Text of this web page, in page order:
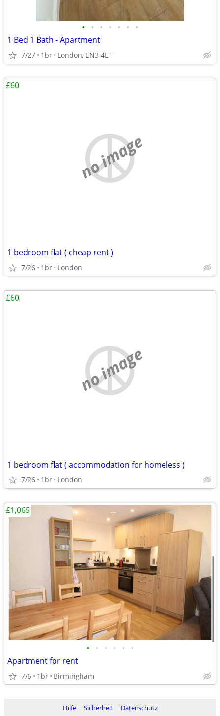
• • • • • • •
1 Bed 1 Bath - Apartment
7/27 1br London, EN3 4LT
no image
1 bedroom flat ( cheap rent )
7/26 1br London
£60
no image
1 bedroom flat ( accommodation for homeless )
7/26 1br London
£60
• • • • • •
Apartment for rent
7/6 1br Birmingham
£1,065
Hilfe Sicherheit Datenschutz